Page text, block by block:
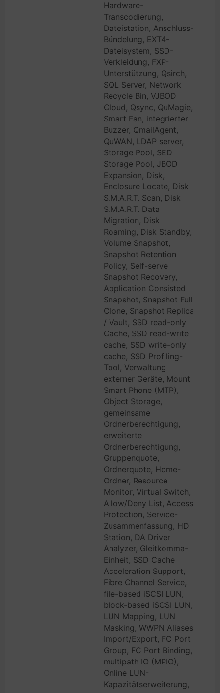
Hardware-
Transcodierung,
Dateistation, Anschluss-
Bündelung, EXT4-
Dateisystem, SSD-
Verkleidung, FXP-
Unterstützung, Qsirch,
SQL Server, Network
Recycle Bin, VJBOD
Cloud, Qsync, QuMagie,
Smart Fan, integrierter
Buzzer, QmailAgent,
QuWAN, LDAP server,
Storage Pool, SED
Storage Pool, JBOD
Expansion, Disk,
Enclosure Locate, Disk
S.M.A.R.T. Scan, Disk
S.M.A.R.T. Data
Migration, Disk
Roaming, Disk Standby,
Volume Snapshot,
Snapshot Retention
Policy, Self-serve
Snapshot Recovery,
Application Consisted
Snapshot, Snapshot Full
Clone, Snapshot Replica
/ Vault, SSD read-only
Cache, SSD read-write
cache, SSD write-only
cache, SSD Profiling-
Tool, Verwaltung
externer Geräte, Mount
Smart Phone (MTP),
Object Storage,
gemeinsame
Ordnerberechtigung,
erweiterte
Ordnerberechtigung,
Gruppenquote,
Ordnerquote, Home-
Ordner, Resource
Monitor, Virtual Switch,
Allow/Deny List, Access
Protection, Service-
Zusammenfassung, HD
Station, DA Driver
Analyzer, Gleitkomma-
Einheit, SSD Cache
Acceleration Support,
Fibre Channel Service,
file-based iSCSI LUN,
block-based iSCSI LUN,
LUN Mapping, LUN
Masking, WWPN Aliases
Import/Export, FC Port
Group, FC Port Binding,
multipath IO (MPIO),
Online LUN-
Kapazitätserweiterung,